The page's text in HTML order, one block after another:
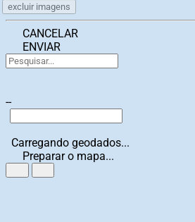
excluir imagens
CANCELAR
ENVIAR
--
Carregando geodados...
Preparar o mapa...